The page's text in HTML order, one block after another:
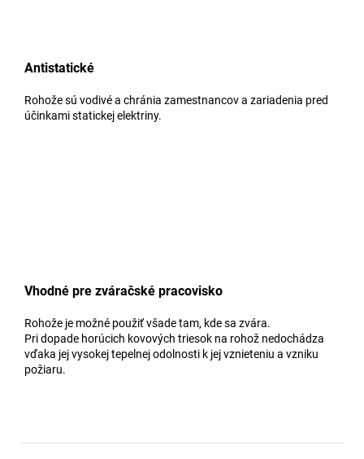
Antistatické
Rohože sú vodivé a chránia zamestnancov a zariadenia pred
účinkami statickej elektriny.
Vhodné pre zváračské pracovisko
Rohože je možné použiť všade tam, kde sa zvára.
Pri dopade horúcich kovových triesok na rohož nedochádza
vďaka jej vysokej tepelnej odolnosti k jej vznieteniu a vzniku
požiaru.